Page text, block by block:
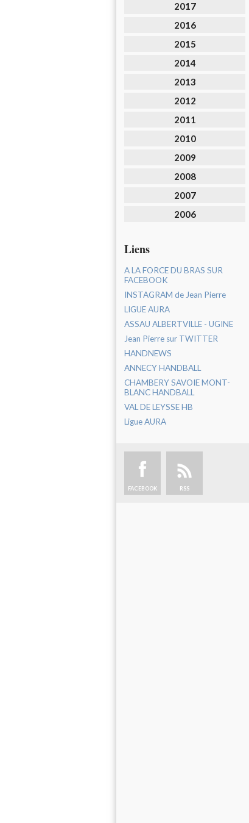
2017
2016
2015
2014
2013
2012
2011
2010
2009
2008
2007
2006
Liens
A LA FORCE DU BRAS SUR
FACEBOOK
INSTAGRAM de Jean Pierre
LIGUE AURA
ASSAU ALBERTVILLE - UGINE
Jean Pierre sur TWITTER
HANDNEWS
ANNECY HANDBALL
CHAMBERY SAVOIE MONT-
BLANC HANDBALL
VAL DE LEYSSE HB
Ligue AURA
FACEBOOK RSS